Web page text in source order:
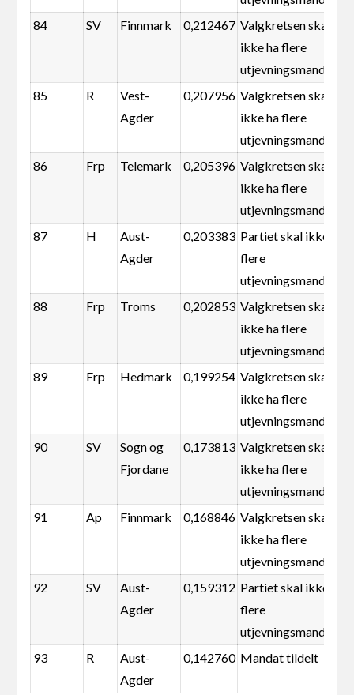
84
SV Finnmark 0,212467 Valgkretsen skal
ikke ha flere
utjevningsmandater
85
R
Vest-
Agder
0,207956 Valgkretsen skal
ikke ha flere
utjevningsmandater
86
Frp Telemark 0,205396 Valgkretsen skal
ikke ha flere
utjevningsmandater
87
H
Aust-
Agder
0,203383 Partiet skal ikke ha
flere
utjevningsmandater
88
Frp Troms 0,202853 Valgkretsen skal
ikke ha flere
utjevningsmandater
89
Frp Hedmark 0,199254 Valgkretsen skal
ikke ha flere
utjevningsmandater
90
SV
Sogn og
Fjordane
0,173813 Valgkretsen skal
ikke ha flere
utjevningsmandater
91
Ap Finnmark 0,168846 Valgkretsen skal
ikke ha flere
utjevningsmandater
92
SV
Aust-
Agder
0,159312 Partiet skal ikke ha
flere
utjevningsmandater
93
R
Aust-
Agder
0,142760 Mandat tildelt